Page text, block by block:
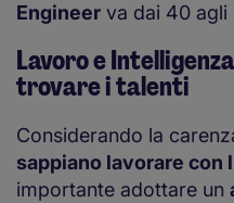
Engineer va dai 40 agli
Lavoro e
trovare i talenti
Considerando la
sappiano lavorare
importante adottare un